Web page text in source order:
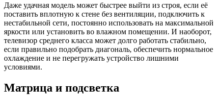
Даже удачная модель может быстрее выйти из строя, если её
поставить вплотную к стене без вентиляции, подключить к
нестабильной сети, постоянно использовать на максимальной
яркости или установить во влажном помещении. И наоборот,
телевизор среднего класса может долго работать стабильно,
если правильно подобрать диагональ, обеспечить нормальное
охлаждение и не перегружать устройство лишними
условиями.
Матрица и подсветка